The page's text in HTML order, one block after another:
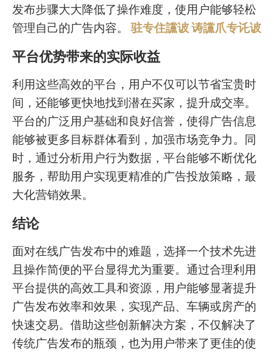
发布步骤大大降低了操作难度，使用户能够轻松
管理自己的广告内容。 驻专住讜诐 诪讜爪专讬诐
平台优势带来的实际收益
利用这些高效的平台，用户不仅可以节省宝贵时
间，还能够更快地找到潜在买家，提升成交率。
平台的广泛用户基础和良好信誉，使得广告信息
能够被更多目标群体看到，加强市场竞争力。同
时，通过分析用户行为数据，平台能够不断优化
服务，帮助用户实现更精准的广告投放策略，最
大化营销效果。
结论
面对在线广告发布中的难题，选择一个技术先进
且操作简便的平台显得尤为重要。通过合理利用
平台提供的高效工具和资源，用户能够显著提升
广告发布效率和效果，实现产品、车辆或房产的
快速交易。借助这些创新解决方案，不仅解决了
传统广告发布的瓶颈，也为用户带来了更佳的使